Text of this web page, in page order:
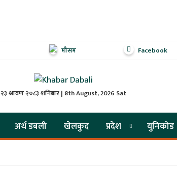
मौसम Facebook
२३ श्रावण २०८३ शनिबार | 8th August, 2026 Sat
अर्थ डबली खेलकुद प्रदेश युनिकोड